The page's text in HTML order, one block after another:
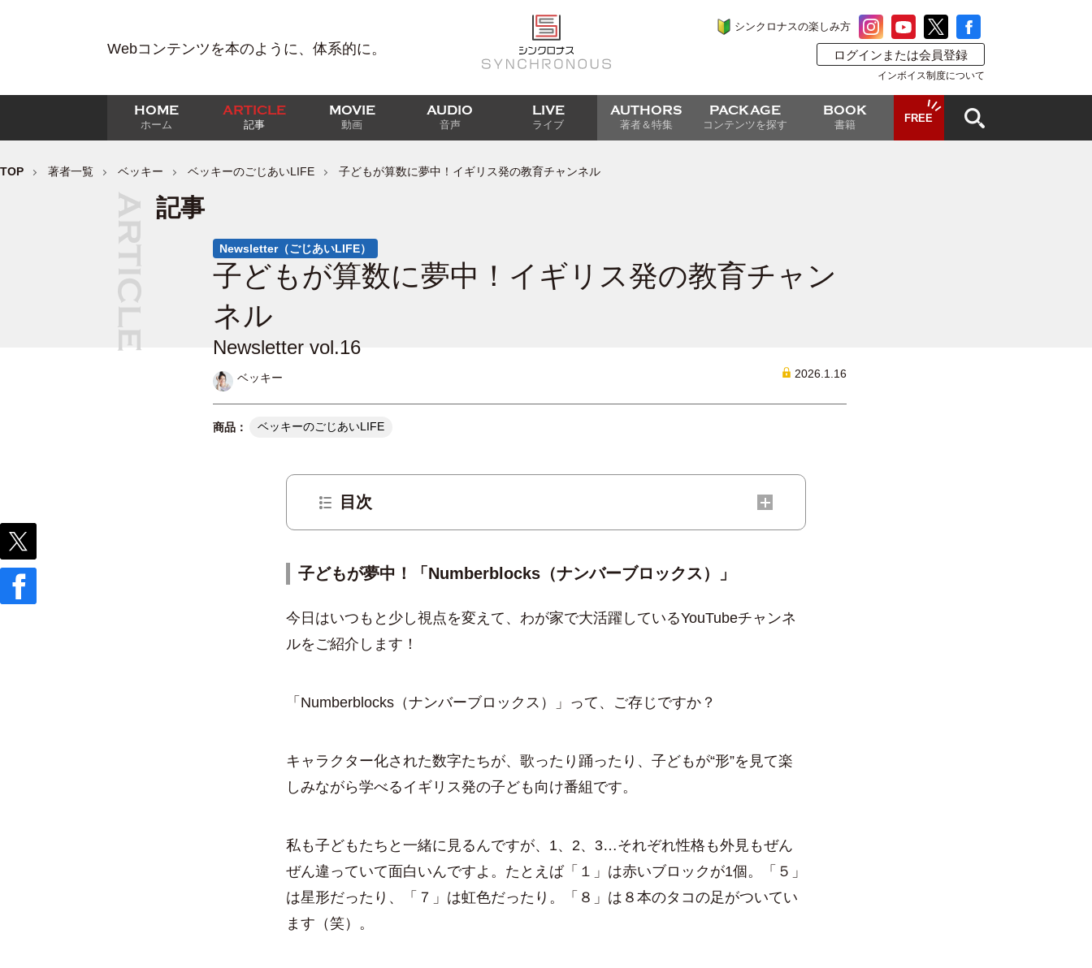
Webコンテンツを本のように、体系的に。
シンクロナスの楽しみ方
ログインまたは会員登録
インボイス制度について
HOME
ホーム
ARTICLE
記事
MOVIE
動画
AUDIO
音声
LIVE
ライブ
AUTHORS
著者＆特集
PACKAGE
コンテンツを探す
BOOK
書籍
FREE
TOP 著者一覧 ベッキー ベッキーのごじあいLIFE 子どもが算数に夢中！イギリス発の教育チャンネル
記事
Newsletter（ごじあいLIFE）
子どもが算数に夢中！イギリス発の教育チャン
ネル
Newsletter vol.16
ベッキー 2026.1.16
ベッキーのごじあいLIFE
目次
楽しんで勉強してくれるようになるありがたさ
子どもが夢中！「Numberblocks（ナンバーブロックス）」
今日はいつもと少し視点を変えて、わが家で大活躍しているYouTubeチャンネ
ルをご紹介します！
「Numberblocks（ナンバーブロックス）」って、ご存じですか？
キャラクター化された数字たちが、歌ったり踊ったり、子どもが“形”を見て楽
しみながら学べるイギリス発の子ども向け番組です。
私も子どもたちと一緒に見るんですが、1、2、3…それぞれ性格も外見もぜん
ぜん違っていて面白いんですよ。たとえば「１」は赤いブロックが1個。「５」
は星形だったり、「７」は虹色だったり。「８」は８本のタコの足がついてい
ます（笑）。